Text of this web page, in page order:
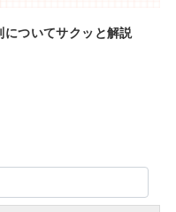
ついてサクッと解説